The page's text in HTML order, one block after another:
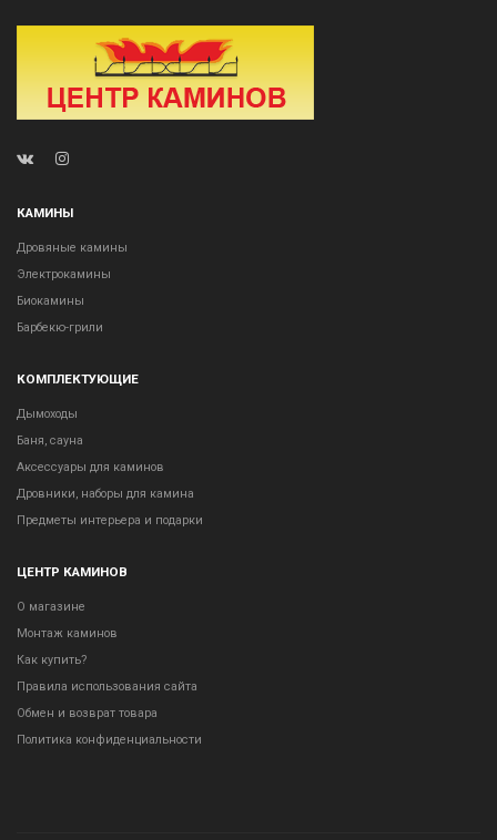
КАМИНЫ
Дровяные камины
Электрокамины
Биокамины
Барбекю-грили
КОМПЛЕКТУЮЩИЕ
Дымоходы
Баня, сауна
Аксессуары для каминов
Дровники, наборы для камина
Предметы интерьера и подарки
ЦЕНТР КАМИНОВ
О магазине
Монтаж каминов
Как купить?
Правила использования сайта
Обмен и возврат товара
Политика конфиденциальности